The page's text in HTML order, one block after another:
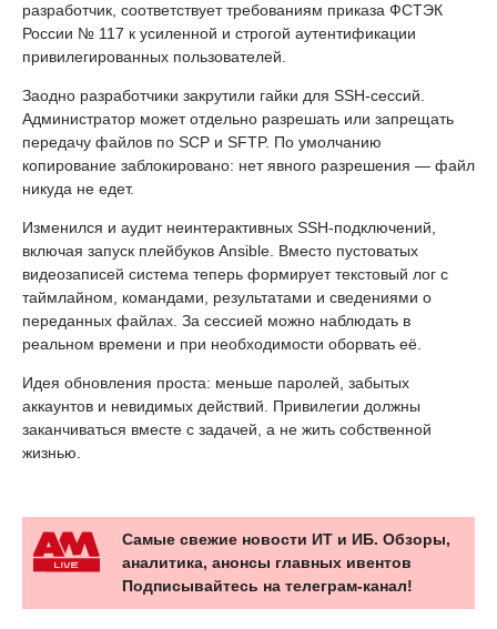
разработчик, соответствует требованиям приказа ФСТЭК
России № 117 к усиленной и строгой аутентификации
привилегированных пользователей.
Заодно разработчики закрутили гайки для SSH-сессий.
Администратор может отдельно разрешать или запрещать
передачу файлов по SCP и SFTP. По умолчанию
копирование заблокировано: нет явного разрешения — файл
никуда не едет.
Изменился и аудит неинтерактивных SSH-подключений,
включая запуск плейбуков Ansible. Вместо пустоватых
видеозаписей система теперь формирует текстовый лог с
таймлайном, командами, результатами и сведениями о
переданных файлах. За сессией можно наблюдать в
реальном времени и при необходимости оборвать её.
Идея обновления проста: меньше паролей, забытых
аккаунтов и невидимых действий. Привилегии должны
заканчиваться вместе с задачей, а не жить собственной
жизнью.
Самые свежие новости ИТ и ИБ. Обзоры,
аналитика, анонсы главных ивентов
Подписывайтесь на телеграм-канал!